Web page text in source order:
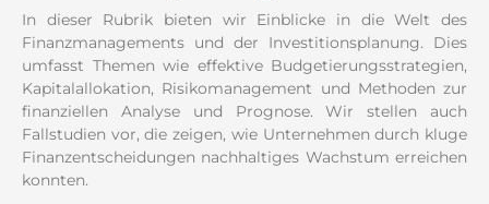
In dieser Rubrik bieten wir Einblicke in die Welt des
Finanzmanagements und der Investitionsplanung. Dies
umfasst Themen wie effektive Budgetierungsstrategien,
Kapitalallokation, Risikomanagement und Methoden zur
finanziellen Analyse und Prognose. Wir stellen auch
Fallstudien vor, die zeigen, wie Unternehmen durch kluge
Finanzentscheidungen nachhaltiges Wachstum erreichen
konnten.